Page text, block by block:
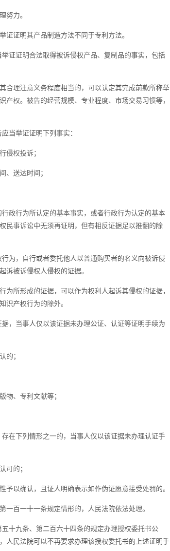
努力。
证明其产品制造方法不同于专利方法。
证证明合法取得被诉侵权产品、复制品的事实，包括
合理注意义务程度相当的，可以认定其完成前款所称举
权。被告的经营规模、专业程度、市场交易习惯等，
当举证证明下列事实：
侵权投诉；
、送达时间；
政行为所认定的基本事实，或者行政行为认定的基本
民事诉讼中无须再证明，但有相反证据足以推翻的除
为，自行或者委托他人以普通购买者的名义向被诉侵
诉被诉侵权人侵权的证据。
所形成的证据，可以作为权利人起诉其侵权的证据，
识产权行为的除外。
，当事人仅以该证据未办理公证、认证等证明手续为
的；
物、专利文献等；
在下列情形之一的，当事人仅以该证据未办理认证手
可的；
予以确认，且证人明确表示如作伪证愿意接受处罚的。
百一十一条规定情形的，人民法院依法处理。
十九条、第二百六十四条的规定办理授权委托书公
人民法院可以不再要求办理该授权委托书的上述证明手